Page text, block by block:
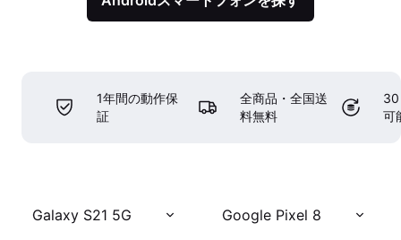
1年間の動作保
証
全商品・全国送
料無料
30
可
Galaxy S21 5G Google Pixel 8